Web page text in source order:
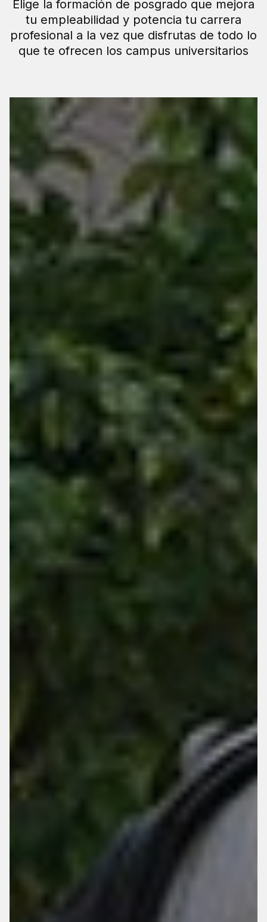
Elige la formación de posgrado que mejora
tu empleabilidad y potencia tu carrera
profesional a la vez que disfrutas de todo lo
que te ofrecen los campus universitarios